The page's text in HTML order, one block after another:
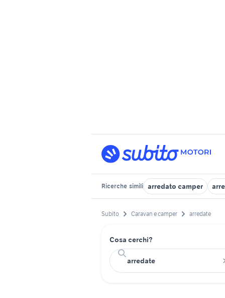
Ricerche simili arredato camper
Subito Caravan e camper arredate
Cosa cerchi?